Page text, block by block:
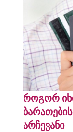
როგორ
არჩევანი